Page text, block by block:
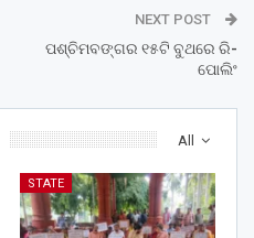
NEXT POST
ପଶ୍ଚିମବଙ୍ଗର ୧୫ଟି ବୁଥରେ ରି-
ପୋଲିଂ
All
STATE